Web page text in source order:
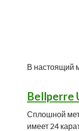
В настоящий
Bellperre
Сплошной
имеет 24